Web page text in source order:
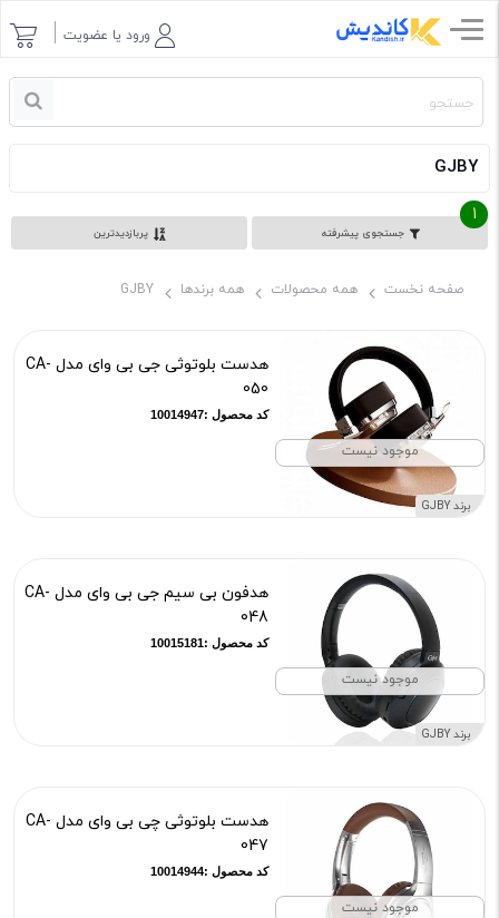
ورود یا عضویت
GJBY
جستجوی پیشرفته
1
پربازدیدترین
صفحه نخست همه محصولات همه برندها GJBY
موجود نیست
برند GJBY
هدست بلوتوثی جی بی وای مدل CA-
050
کد محصول :10014947
موجود نیست
برند GJBY
هدفون بی سیم جی بی وای مدل CA-
048
کد محصول :10015181
موجود نیست
هدست بلوتوثی چی بی وای مدل CA-
047
کد محصول :10014944